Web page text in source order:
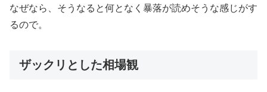
なぜなら、そうなると何となく暴落が読めそうな感じがす
るので。
ザックリとした相場観